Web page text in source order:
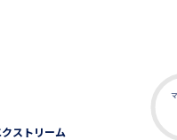
ストリーム